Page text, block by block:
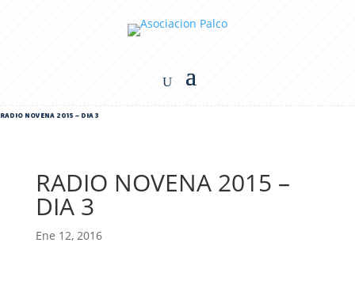
RADIO NOVENA 2015 – DIA 3
RADIO NOVENA 2015 –
DIA 3
Ene 12, 2016